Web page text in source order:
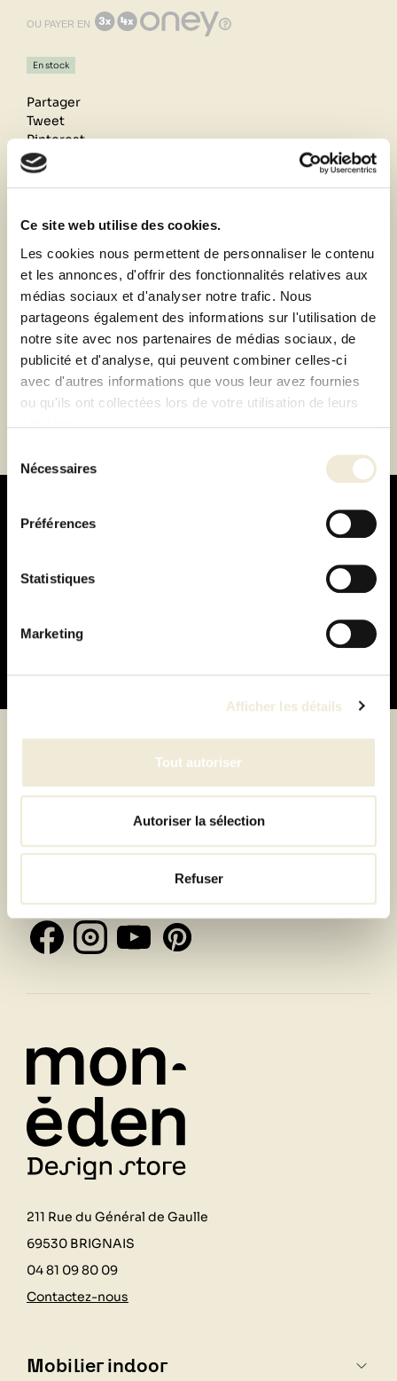
Ce site web utilise des cookies.
Les cookies nous permettent de personnaliser le contenu
et les annonces, d'offrir des fonctionnalités relatives aux
médias sociaux et d'analyser notre trafic. Nous
partageons également des informations sur l'utilisation de
notre site avec nos partenaires de médias sociaux, de
publicité et d'analyse, qui peuvent combiner celles-ci
avec d'autres informations que vous leur avez fournies
ou qu'ils ont collectées lors de votre utilisation de leurs
du Nécessaires
Préférences
Statistiques
Marketing
Afficher les détails
Tout autoriser
Autoriser la sélection
Refuser
OU PAYER EN
En stock
Partager
Tweet
Pinterest
Retrait de votre commande dans notre design store
Paiement en 3 ou 4 fois sans frais
Description
Fiche technique
211 Rue du Général de Gaulle
69530 BRIGNAIS
04 81 09 80 09
Contactez-nous
Mobilier indoor